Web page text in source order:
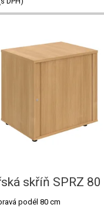
skříň SPRZ 80
podél 80 cm